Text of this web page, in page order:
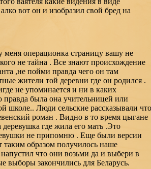
вот он и изобразил свой бред на
меня операционка страницу вашу не
не тайна . Все знают происхождение
,не пойми правда чего он там
жители той деревни где он родился .
не упоминается и ни в каких
правда была она учительницей или
школе.. Люди сельские рассказывали что
роман . Видно в то время цыгане
где жила его мать .Это
не припомню . Еще были версии
таким образом получилось наше
что они возьми да и выбери в
выборы закончились для Беларусь.